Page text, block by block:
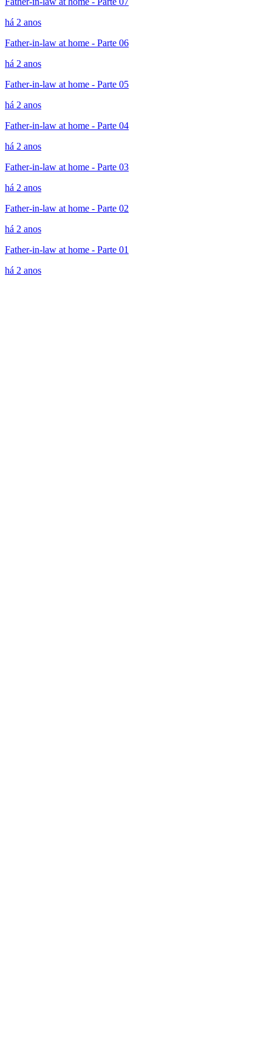
há 2 anos
Father-in-law at home - Parte 06
há 2 anos
Father-in-law at home - Parte 05
há 2 anos
Father-in-law at home - Parte 04
há 2 anos
Father-in-law at home - Parte 03
há 2 anos
Father-in-law at home - Parte 02
há 2 anos
Father-in-law at home - Parte 01
há 2 anos